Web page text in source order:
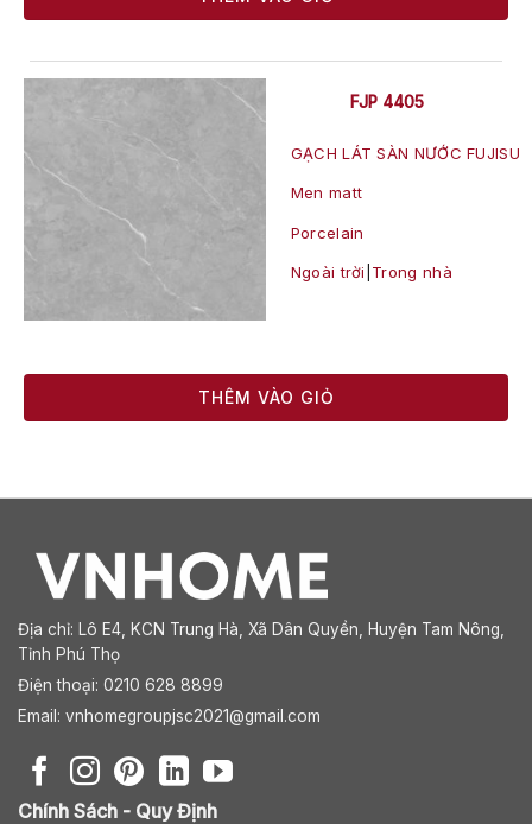
FJP 4405
GẠCH LÁT SÀN NƯỚC FUJISU
Men matt
Porcelain
Ngoài trời Trong nhà
THÊM VÀO GIỎ
Địa chỉ: Lô E4, KCN Trung Hà, Xã Dân Quyền, Huyện Tam Nông,
Tỉnh Phú Thọ
Điện thoại: 0210 628 8899
Email: vnhomegroupjsc2021@gmail.com
Chính Sách - Quy Định